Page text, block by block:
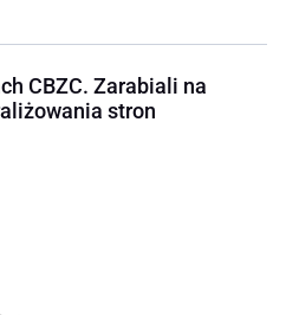
CBZC. Zarabiali na
stron